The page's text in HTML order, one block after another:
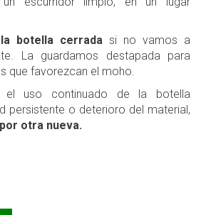
botella cerrada si no vamos a
La guardamos destapada para
que favorezcan el moho.
uso continuado de la botella
persistente o deterioro del material,
otra nueva.